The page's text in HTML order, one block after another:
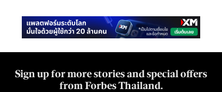
Sign up for more stories and special offers
from Forbes Thailand.